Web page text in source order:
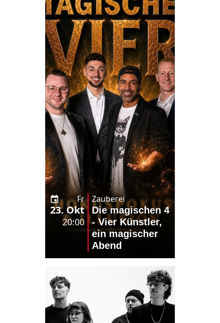
Fr
23. Okt
20:00
Zauberei
Die magischen 4
- Vier Künstler,
ein magischer
Abend